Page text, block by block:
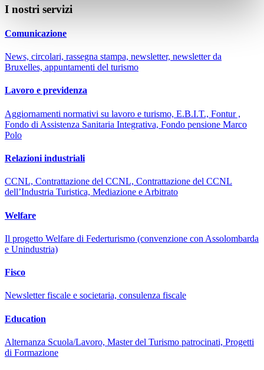
I nostri servizi
Comunicazione
News, circolari, rassegna stampa, newsletter, newsletter da
Bruxelles, appuntamenti del turismo
Lavoro e previdenza
Aggiornamenti normativi su lavoro e turismo, E.B.I.T., Fontur ,
Fondo di Assistenza Sanitaria Integrativa, Fondo pensione Marco
Polo
Relazioni industriali
CCNL, Contrattazione del CCNL, Contrattazione del CCNL
dell’Industria Turistica, Mediazione e Arbitrato
Welfare
Il progetto Welfare di Federturismo (convenzione con Assolombarda
e Unindustria)
Fisco
Newsletter fiscale e societaria, consulenza fiscale
Education
Alternanza Scuola/Lavoro, Master del Turismo patrocinati, Progetti
di Formazione